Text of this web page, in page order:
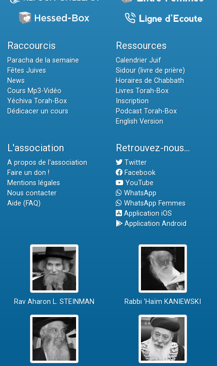
Raccourcis
Paracha de la semaine
Fêtes Juives
News
Cours Mp3-Vidéo
Yéchiva Torah-Box
Dédicacer un cours
Ressources
Calendrier Juif
Sidour (livre de prière)
Horaires de Chabbath
Livres Torah-Box
Inscription
Podcast Torah-Box
English Version
L'association
A propos de l'association
Faire un don !
Mentions légales
Nous contacter
Aide (FAQ)
Retrouvez-nous...
Twitter
Facebook
YouTube
WhatsApp
WhatsApp Femmes
Application iOS
Application Android
Rav Aharon L. STEINMAN Rabbi 'Haïm KANIEWSKI